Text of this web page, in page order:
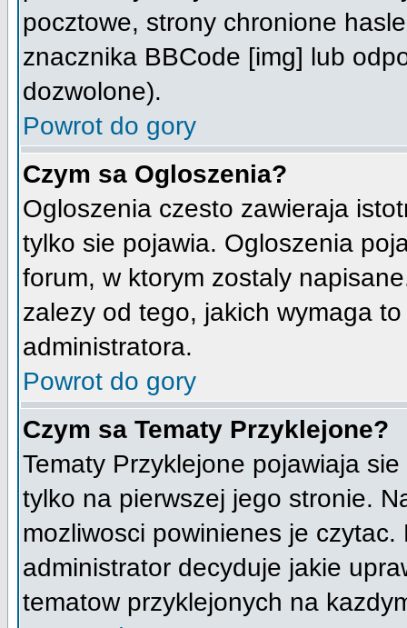
pocztowe, strony chronione
znacznika BBCode [img] lub
dozwolone).
Powrot do gory
Czym sa Ogloszenia?
Ogloszenia czesto zawieraja
tylko sie pojawia. Ogloszenia
forum, w ktorym zostaly
zalezy od tego, jakich wymaga
administratora.
Powrot do gory
Czym sa Tematy Przyklejone?
Tematy Przyklejone pojawiaja
tylko na pierwszej jego stronie.
mozliwosci powinienes je
administrator decyduje jakie
tematow przyklejonych na